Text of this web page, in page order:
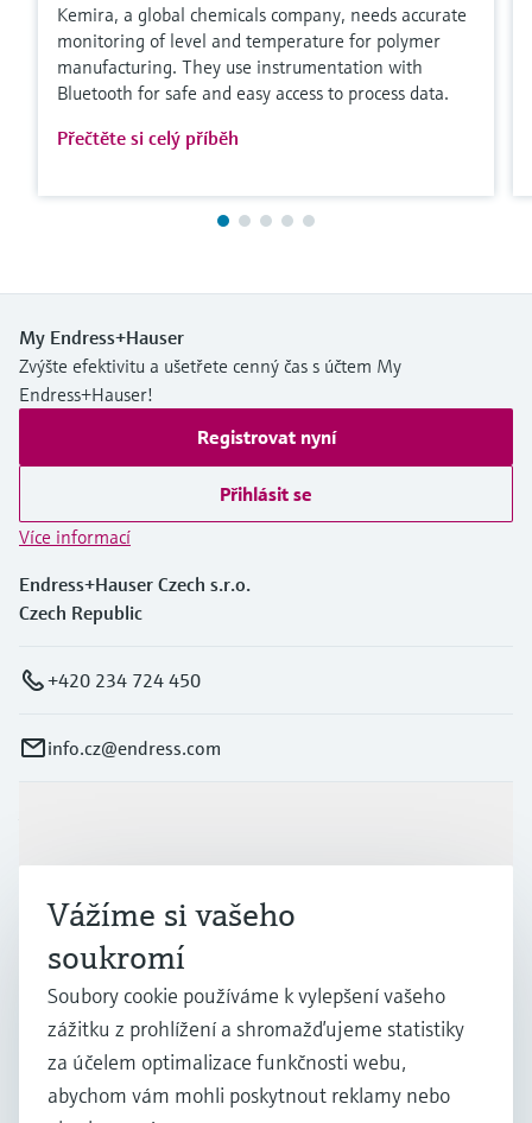
Kemira, a global chemicals company, needs accurate
monitoring of level and temperature for polymer
manufacturing. They use instrumentation with
Bluetooth for safe and easy access to process data.
Přečtěte si celý příběh
My Endress+Hauser
Zvýšte efektivitu a ušetřete cenný čas s účtem My
Endress+Hauser!
Registrovat nyní
Přihlásit se
Více informací
Endress+Hauser Czech s.r.o.
Czech Republic
+420 234 724 450
info.cz@endress.com
Průmysl
Podpora
Společnost
Vážíme si vašeho
soukromí
Soubory cookie používáme k vylepšení vašeho
zážitku z prohlížení a shromažďujeme statistiky
za účelem optimalizace funkčnosti webu,
abychom vám mohli poskytnout reklamy nebo